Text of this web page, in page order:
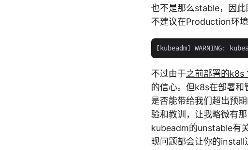
也不是那么stable，因此
不建议在Production环
不过由于之前部署的k8s
的信心。但k8s在部署
是否能带给我们超出预
验和教训，让我略微有
kubeadm的unstable有
现问题都会让你的install